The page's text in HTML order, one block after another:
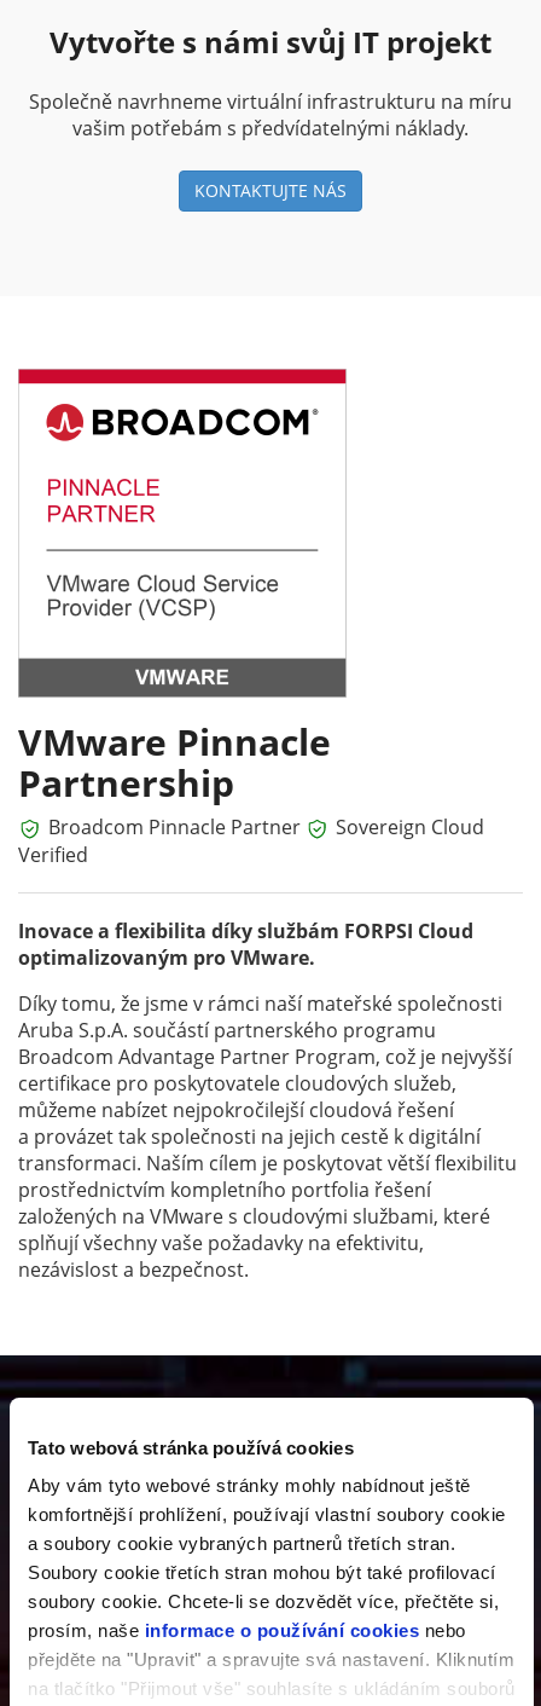
Tato webová stránka používá cookies
Aby vám tyto webové stránky mohly nabídnout ještě
komfortnější prohlížení, používají vlastní soubory cookie
a soubory cookie vybraných partnerů třetích stran.
Soubory cookie třetích stran mohou být také profilovací
soubory cookie. Chcete-li se dozvědět více, přečtěte si,
prosím, naše informace o používání cookies nebo
přejděte na "Upravit" a spravujte svá nastavení. Kliknutím
na tlačítko "Přijmout vše" souhlasíte s ukládáním souborů
Vytvořte s námi svůj IT projekt
Společně navrhneme virtuální infrastrukturu na míru
vašim potřebám s předvídatelnými náklady.
KONTAKTUJTE NÁS
VMware Pinnacle
Partnership
Broadcom Pinnacle Partner
Sovereign Cloud
Verified
Inovace a flexibilita díky službám FORPSI Cloud
optimalizovaným pro VMware.
Díky tomu, že jsme v rámci naší mateřské společnosti
Aruba S.p.A. součástí partnerského programu
Broadcom Advantage Partner Program, což je nejvyšší
certifikace pro poskytovatele cloudových služeb,
můžeme nabízet nejpokročilejší cloudová řešení
a provázet tak společnosti na jejich cestě k digitální
transformaci. Naším cílem je poskytovat větší flexibilitu
prostřednictvím kompletního portfolia řešení
založených na VMware s cloudovými službami, které
splňují všechny vaše požadavky na efektivitu,
nezávislost a bezpečnost.
Virtual Private Cloud
je ideálním řešením pro: